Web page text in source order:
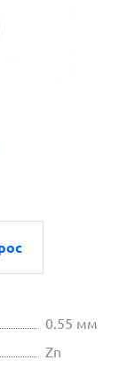
0.55 мм
Zn